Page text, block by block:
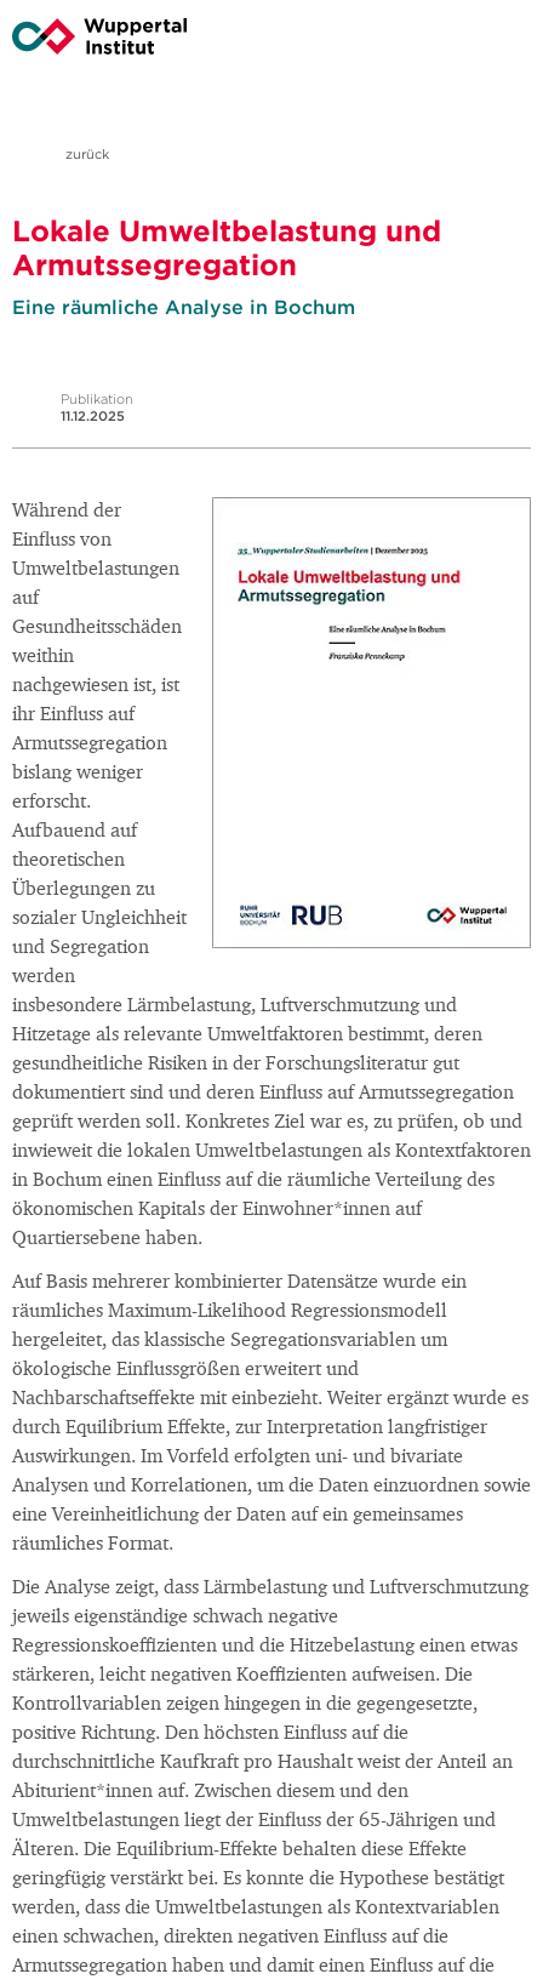
zurück
Lokale Umweltbelastung und
Armutssegregation
Eine räumliche Analyse in Bochum
Publikation
11.12.2025
Während der
Einfluss von
Umweltbelastungen
auf
Gesundheitsschäden
weithin
nachgewiesen ist, ist
ihr Einfluss auf
Armutssegregation
bislang weniger
erforscht.
Aufbauend auf
theoretischen
Überlegungen zu
sozialer Ungleichheit
und Segregation
werden
insbesondere Lärmbelastung, Luftverschmutzung und
Hitzetage als relevante Umweltfaktoren bestimmt, deren
gesundheitliche Risiken in der Forschungsliteratur gut
dokumentiert sind und deren Einfluss auf Armutssegregation
geprüft werden soll. Konkretes Ziel war es, zu prüfen, ob und
inwieweit die lokalen Umweltbelastungen als Kontextfaktoren
in Bochum einen Einfluss auf die räumliche Verteilung des
ökonomischen Kapitals der Einwohner*innen auf
Quartiersebene haben.
Auf Basis mehrerer kombinierter Datensätze wurde ein
räumliches Maximum-Likelihood Regressionsmodell
hergeleitet, das klassische Segregationsvariablen um
ökologische Einflussgrößen erweitert und
Nachbarschaftseffekte mit einbezieht. Weiter ergänzt wurde es
durch Equilibrium Effekte, zur Interpretation langfristiger
Auswirkungen. Im Vorfeld erfolgten uni- und bivariate
Analysen und Korrelationen, um die Daten einzuordnen sowie
eine Vereinheitlichung der Daten auf ein gemeinsames
räumliches Format.
Die Analyse zeigt, dass Lärmbelastung und Luftverschmutzung
jeweils eigenständige schwach negative
Regressionskoeffizienten und die Hitzebelastung einen etwas
stärkeren, leicht negativen Koeffizienten aufweisen. Die
Kontrollvariablen zeigen hingegen in die gegengesetzte,
positive Richtung. Den höchsten Einfluss auf die
durchschnittliche Kaufkraft pro Haushalt weist der Anteil an
Abiturient*innen auf. Zwischen diesem und den
Umweltbelastungen liegt der Einfluss der 65-Jährigen und
Älteren. Die Equilibrium-Effekte behalten diese Effekte
geringfügig verstärkt bei. Es konnte die Hypothese bestätigt
werden, dass die Umweltbelastungen als Kontextvariablen
einen schwachen, direkten negativen Einfluss auf die
Armutssegregation haben und damit einen Einfluss auf die